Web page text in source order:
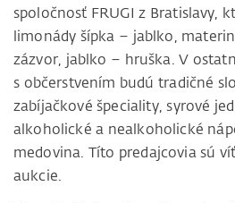
spoločnosť FRUGI z Bratislavy,
limonády šípka – jablko,
zázvor, jablko – hruška. V
s občerstvením budú tradičné
zabíjačkové špeciality, syrové
alkoholické a nealkoholické
medovina. Títo predajcovia sú
aukcie.